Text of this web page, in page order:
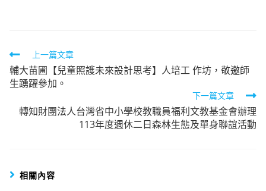
Read
more
articles
上一篇文章
輔大苗圃【兒童照護未來設計思考】人培工 作坊，敬邀師
生踴躍參加。
下一篇文章
轉知財團法人台灣省中小學校教職員福利文教基金會辦理
113年度週休二日森林生態及單身聯誼活動
相關內容